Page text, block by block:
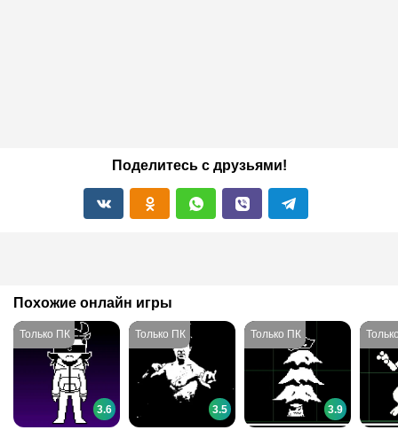
Поделитесь с друзьями!
Похожие онлайн игры
3.6 3.5 3.9